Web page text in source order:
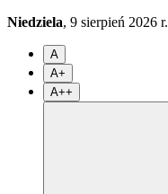
Niedziela, 9 sierpień 2026 r.
A
A+
A++